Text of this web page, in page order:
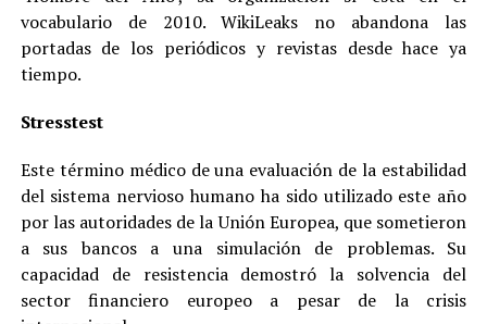
vocabulario de 2010. WikiLeaks no abandona las
portadas de los periódicos y revistas desde hace ya
tiempo.
Stresstest
Este término médico de una evaluación de la estabilidad
del sistema nervioso humano ha sido utilizado este año
por las autoridades de la Unión Europea, que sometieron
a sus bancos a una simulación de problemas. Su
capacidad de resistencia demostró la solvencia del
sector financiero europeo a pesar de la crisis